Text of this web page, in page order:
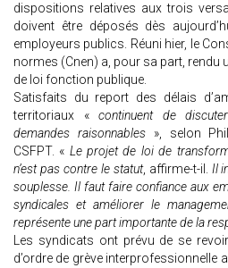
dispositions relatives aux trois
doivent être déposés dès
employeurs publics. Réuni hier, le
normes (Cnen) a, pour sa part, rendu
de loi fonction publique.
Satisfaits du report des délais
territoriaux « continuent de
demandes raisonnables», selon
CSFPT. « Le projet de loi de
n’est pas contre le statut, affirme-t-il. Il
souplesse. Il faut faire confiance aux
syndicales et améliorer le
représente une part importante de la
Les syndicats ont prévu de se
d’ordre de grève interprofessionnelle